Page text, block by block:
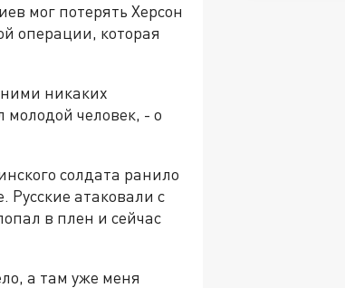
мог потерять Херсон
операции, которая
никаких
молодой человек, - о
солдата ранило
Русские атаковали с
в плен и сейчас
а там уже меня